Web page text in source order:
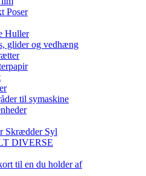
Poser
Huller
glider og vedhæng
til symaskine
Skrædder Syl
DIVERSE
til en du holder af